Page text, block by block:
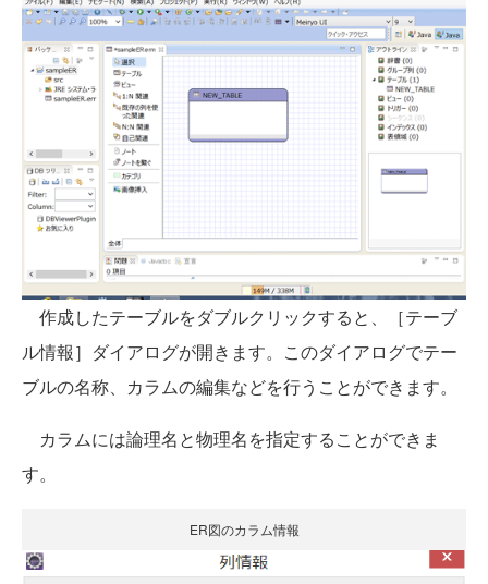
作成したテーブルをダブルクリックすると、［テーブ
ル情報］ダイアログが開きます。このダイアログでテー
ブルの名称、カラムの編集などを行うことができます。
カラムには論理名と物理名を指定することができま
す。
ER図のカラム情報